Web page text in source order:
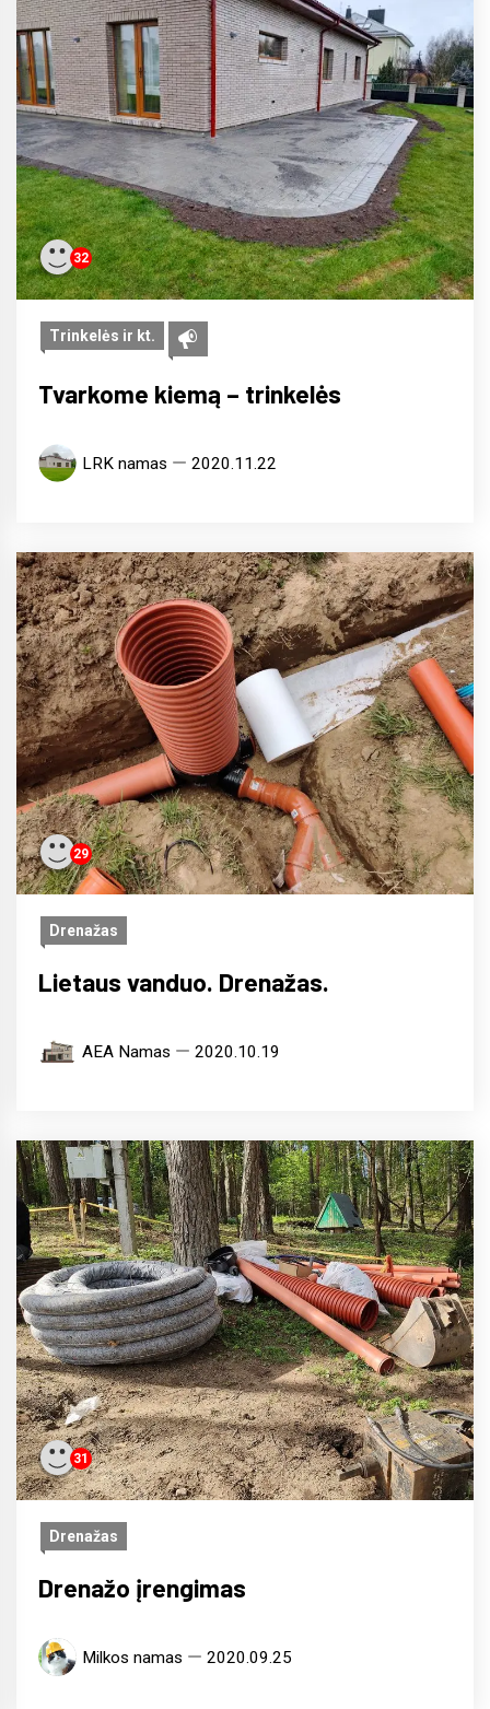
32
Trinkelės ir kt.
Tvarkome kiemą – trinkelės
LRK namas 2020.11.22
29
Drenažas
Lietaus vanduo. Drenažas.
AEA Namas 2020.10.19
31
Drenažas
Drenažo įrengimas
Milkos namas 2020.09.25